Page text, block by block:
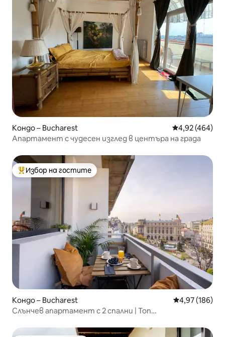
Кондо – Bucharest Средна
4,92 (464)
Апартамент с чудесен изглед в центъра на града
Най-популярен избор на гостите
Избор на гостите
Кондо – Bucharest Средна
4,97 (186)
Слънчев апартамент с 2 спални | Топ